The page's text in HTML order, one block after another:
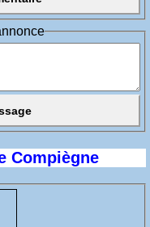
Compiègne